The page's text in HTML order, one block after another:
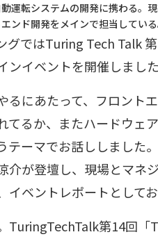
運転システムの開発に携わる
ンド開発をメインで担当してい
グではTuring Tech Talk
ンイベントを開催しまし
るにあたって、フロント
てるか、またハードウェ
テーマでお話ししました
介が登壇し、現場とマネ
イベントレポートとして
TuringTechTalk第14回